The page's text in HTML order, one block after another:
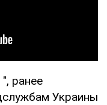
ранее
Украины